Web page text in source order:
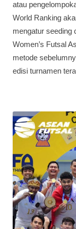
atau
World Ranking
mengatur seeding
Women’s Futsal
metode
edisi turnamen